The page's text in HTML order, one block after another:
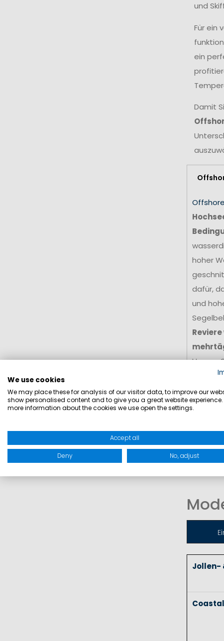
und
Für ein
ein
Damit
hoher
dafür,
und
Unsere
für
Jollen-
Coastal
We use cookies
We may place these for analysis of our visitor data, to improve our
show personalised content and to give you a great website experience.
more information about the cookies we use open the settings.
Accept all
Deny No, adjust